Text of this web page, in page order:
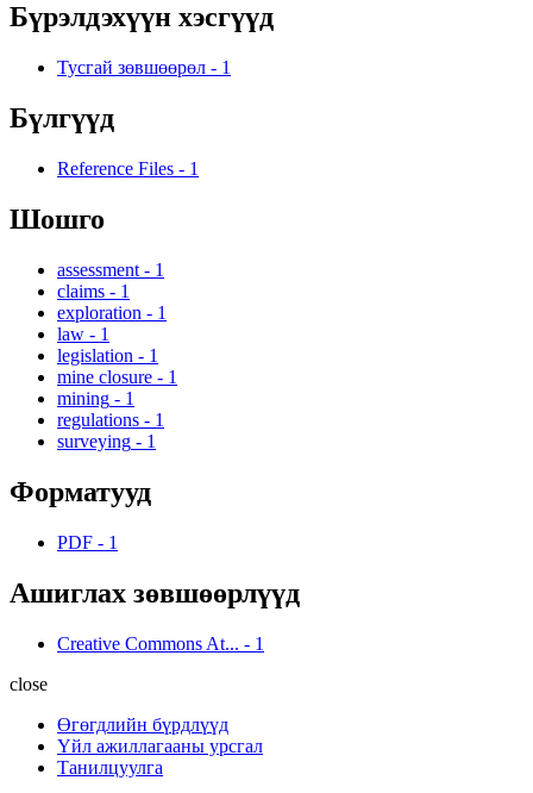
Бүрэлдэхүүн хэсгүүд
Тусгай зөвшөөрөл - 1
Бүлгүүд
Reference Files - 1
Шошго
assessment - 1
claims - 1
exploration - 1
law - 1
legislation - 1
mine closure - 1
mining - 1
regulations - 1
surveying - 1
Форматууд
PDF - 1
Ашиглах зөвшөөрлүүд
Creative Commons At... - 1
close
Өгөгдлийн бүрдлүүд
Үйл ажиллагааны урсгал
Танилцуулга